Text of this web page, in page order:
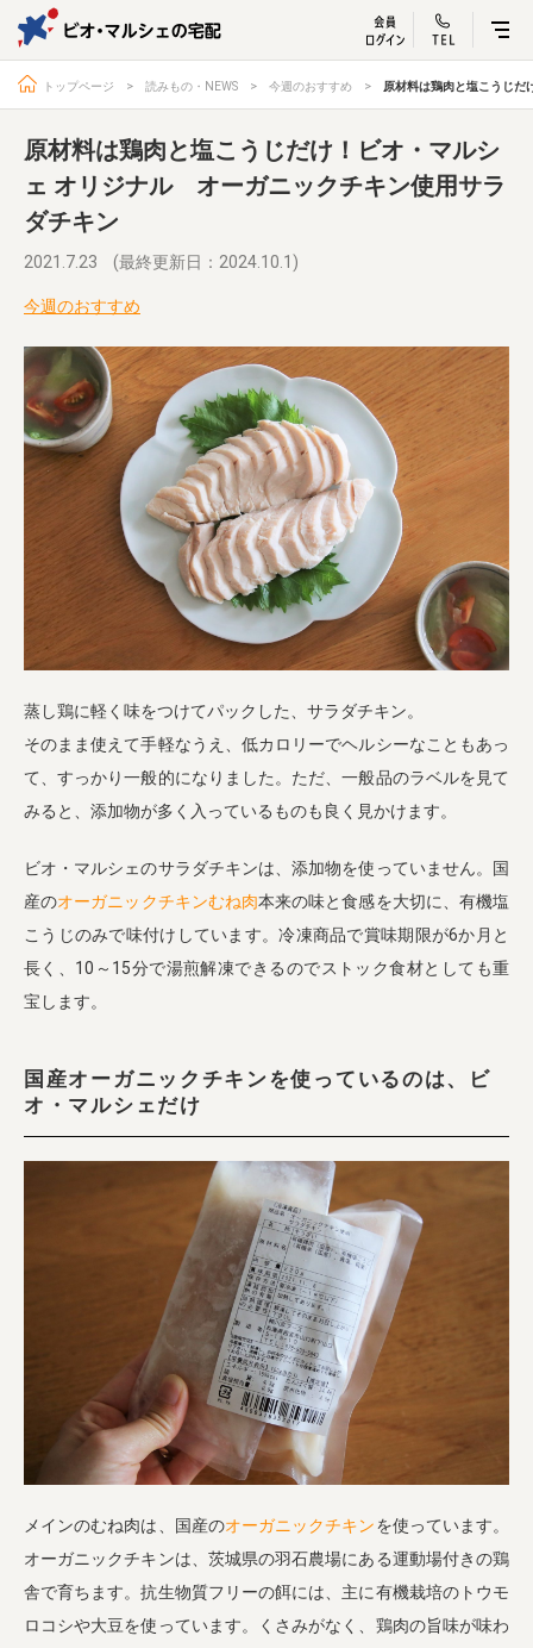
ビオ・マルシェ
宅配サービス紹介 有機野菜のお試しセッ
入
宅配サービスについて
お届け情報 生産者・製造者
取扱店 ビオママクラブ
お問い合わせ 放射性物質への対応
会社概要 採用情報
業務用卸 SDGsへの取り組み
トップページ 読みもの・NEWS 今週のおすすめ 原材料は鶏肉と塩こうじ
原材料は鶏肉と塩こうじだけ！ビオ・マルシ
ェ オリジナル オーガニックチキン使用サラ
ダチキン
2021.7.23 (最終更新日：2024.10.1)
今週のおすすめ
蒸し鶏に軽く味をつけてパックした、サラダチキン。
そのまま使えて手軽なうえ、低カロリーでヘルシーなこともあっ
て、すっかり一般的になりました。ただ、一般品のラベルを見て
みると、添加物が多く入っているものも良く見かけます。
ビオ・マルシェのサラダチキンは、添加物を使っていません。国
産のオーガニックチキンむね肉本来の味と食感を大切に、有機塩
こうじのみで味付けしています。冷凍商品で賞味期限が6か月と
長く、10～15分で湯煎解凍できるのでストック食材としても重
宝します。
国産オーガニックチキンを使っているのは、ビ
オ・マルシェだけ
メインのむね肉は、国産のオーガニックチキンを使っています。
オーガニックチキンは、茨城県の羽石農場にある運動場付きの鶏
舎で育ちます。抗生物質フリーの餌には、主に有機栽培のトウモ
ロコシや大豆を使っています。くさみがなく、鶏肉の旨味が味わ